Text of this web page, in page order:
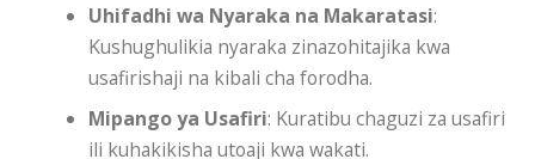
Uhifadhi wa Nyaraka na Makaratasi:
Kushughulikia nyaraka zinazohitajika kwa
usafirishaji na kibali cha forodha.
Mipango ya Usafiri: Kuratibu chaguzi za usafiri
ili kuhakikisha utoaji kwa wakati.